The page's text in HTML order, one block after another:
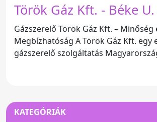
Török Gáz Kft. - Béke
Gázszerelő Török Gáz Kft. – Minőség
Megbízhatóság A Török Gáz Kft. egy elismert
gázszerelő szolgáltatás
KATEGÓRIÁK